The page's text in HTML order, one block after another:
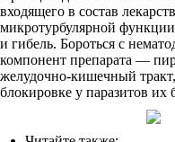
входящего в состав
микротурбулярной
и гибель. Бороться с
компонент препарата —
желудочно-кишечный
блокировке у паразитов их